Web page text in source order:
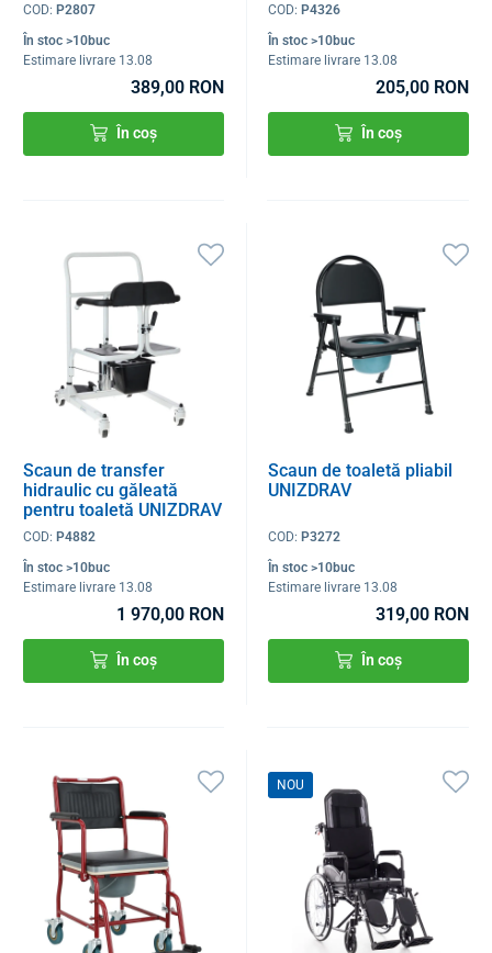
COD: P2807
În stoc >10buc
Estimare livrare 13.08
389,00 RON
În coș
COD:P4326
În stoc >10buc
Estimare livrare 13.08
205,00 RON
În coș
Scaun de transfer
hidraulic cu găleată
pentru toaletă UNIZDRAV
COD: P4882
În stoc >10buc
Estimare livrare 13.08
1 970,00 RON
În coș
Scaun de toaletă pliabil
UNIZDRAV
COD:P3272
În stoc >10buc
Estimare livrare 13.08
319,00 RON
În coș
NOU